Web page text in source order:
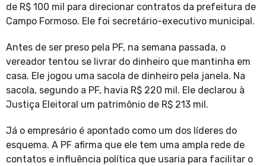
de R$ 100 mil para direcionar contratos da prefeitura de
Campo Formoso. Ele foi secretário-executivo municipal.
Antes de ser preso pela PF, na semana passada, o
vereador tentou se livrar do dinheiro que mantinha em
casa. Ele jogou uma sacola de dinheiro pela janela. Na
sacola, segundo a PF, havia R$ 220 mil. Ele declarou à
Justiça Eleitoral um patrimônio de R$ 213 mil.
Já o empresário é apontado como um dos líderes do
esquema. A PF afirma que ele tem uma ampla rede de
contatos e influência política que usaria para facilitar o